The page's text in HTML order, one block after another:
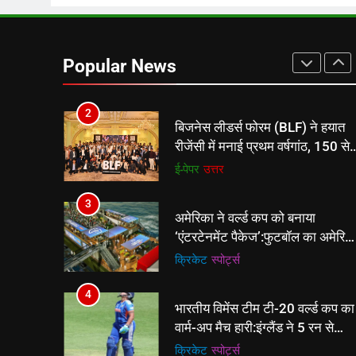
Popular News चार्टर्ड अकाउंटेंट्स के बीच रोमांचक
बैडमिंटन प्रतियोगिता
2
बिजनेस लीडर्स फोरम (BLF) ने हयात
रीजेंसी में मनाई प्रथम वर्षगांठ, 150 से
अधिक उद्योगपति एवं पेशेवर हुए शामिल
ई-पेपर उत्तर
3
अमेरिका ने वर्ल्ड कप को बनाया
‘एंटरटेनमेंट पैकेज’:फुटबॉल का अमेरिकी
मेकओवर, कई मेगा कॉन्सर्ट; मशहूर
क्रिकेट ‎स्पोर्ट्स
4
भारतीय विमेंस टीम टी-20 वर्ल्ड कप का
वार्म-अप मैच हारी:इंग्लैंड ने 5 रन से
हराया; ऋचा घोष की फिफ्टी बेकार
क्रिकेट ‎स्पोर्ट्स